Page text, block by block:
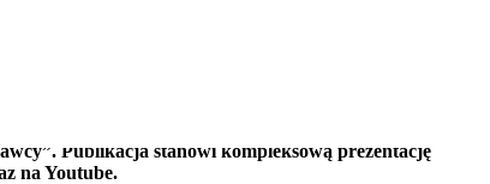
Publikacja stanowi kompleksową prezentację
na Youtube.